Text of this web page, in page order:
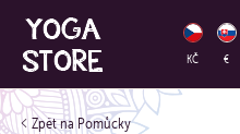
KČ €
Pomůcky